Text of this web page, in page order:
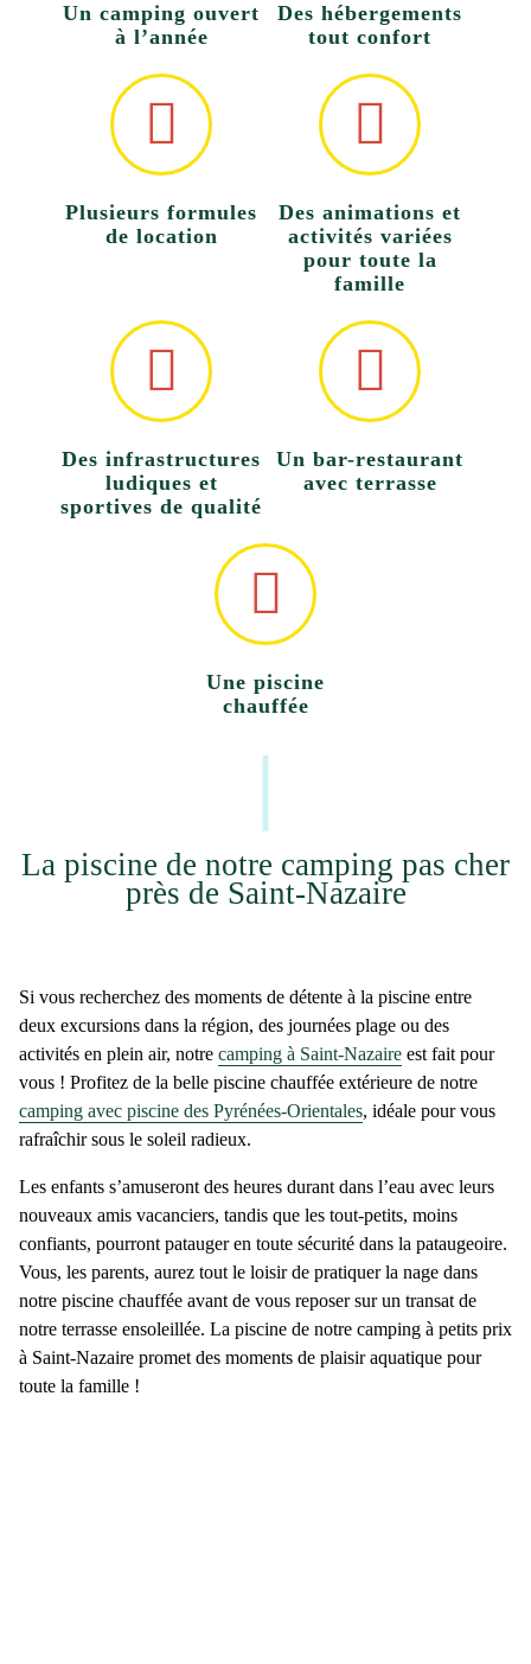
Un camping ouvert
à l’année
Des hébergements
tout confort
Plusieurs formules
de location
Des animations et
activités variées
pour toute la
famille
Des infrastructures
ludiques et
sportives de qualité
Un bar-restaurant
avec terrasse
Une piscine
chauffée
La piscine de notre camping pas cher
près de Saint-Nazaire
Si vous recherchez des moments de détente à la piscine entre
deux excursions dans la région, des journées plage ou des
activités en plein air, notre camping à Saint-Nazaire est fait pour
vous ! Profitez de la belle piscine chauffée extérieure de notre
camping avec piscine des Pyrénées-Orientales, idéale pour vous
rafraîchir sous le soleil radieux.
Les enfants s’amuseront des heures durant dans l’eau avec leurs
nouveaux amis vacanciers, tandis que les tout-petits, moins
confiants, pourront patauger en toute sécurité dans la pataugeoire.
Vous, les parents, aurez tout le loisir de pratiquer la nage dans
notre piscine chauffée avant de vous reposer sur un transat de
notre terrasse ensoleillée. La piscine de notre camping à petits prix
à Saint-Nazaire promet des moments de plaisir aquatique pour
toute la famille !